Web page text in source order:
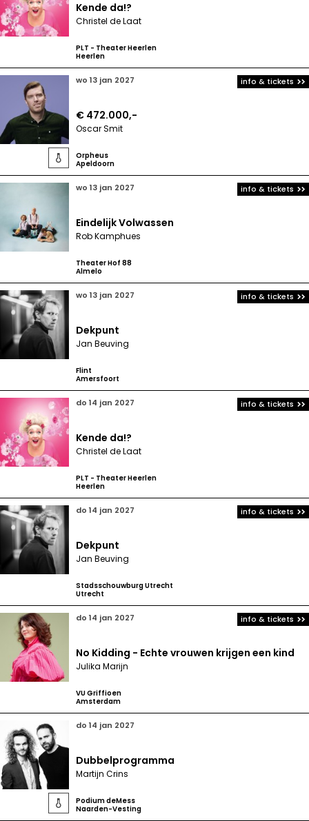
Kende da!?
Christel de Laat
PLT - Theater Heerlen
Heerlen

wo 13 jan 2027
€ 472.000,-
Oscar Smit
Orpheus
Apeldoorn
info & tickets
wo 13 jan 2027
Eindelijk Volwassen
Rob Kamphues
Theater Hof 88
Almelo
info & tickets
wo 13 jan 2027
Dekpunt
Jan Beuving
Flint
Amersfoort
info & tickets
do 14 jan 2027
Kende da!?
Christel de Laat
PLT - Theater Heerlen
Heerlen
info & tickets
do 14 jan 2027
Dekpunt
Jan Beuving
Stadsschouwburg Utrecht
Utrecht
info & tickets
do 14 jan 2027
No Kidding - Echte vrouwen krijgen een kind
Julika Marijn
VU Griffioen
Amsterdam
info & tickets

do 14 jan 2027
Dubbelprogramma
Martijn Crins
Podium deMess
Naarden-Vesting